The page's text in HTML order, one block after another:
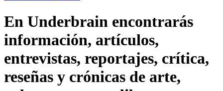
En Underbrain encontrarás
información, artículos,
entrevistas, reportajes, crítica,
reseñas y crónicas de arte,